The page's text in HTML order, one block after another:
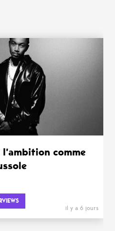
?
comme
il y a 6 jours